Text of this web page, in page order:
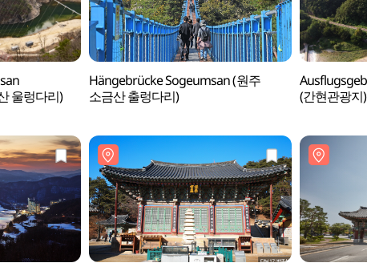
울렁다리)
Hängebrücke Sogeumsan (원주
소금산 출렁다리)
(간현관광지)